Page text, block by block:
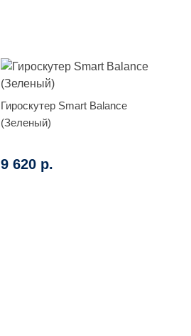
Гироскутер Smart Balance
(Зеленый)
9 620 р.